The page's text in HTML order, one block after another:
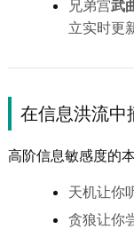
兄弟宫武
立实时更
在信息洪流中
高阶信息敏感度的
天机让你
贪狼让你